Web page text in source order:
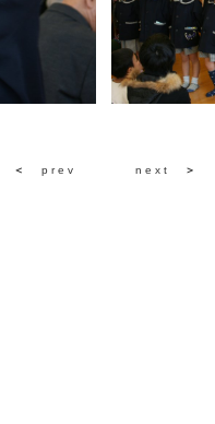
＜prev next ＞